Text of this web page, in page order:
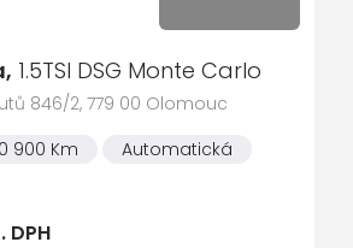
airbagu spolujezdce
rádia (DAB)
1.5TSI DSG Monte Carlo
846/2, 779 00 Olomouc
900 Km
Automatická
DPH